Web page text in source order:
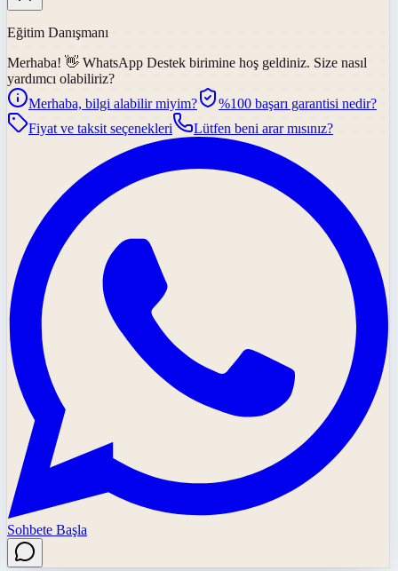
Eğitim Danışmanı
Merhaba! 👋 WhatsApp Destek birimine hoş geldiniz. Size nasıl
yardımcı olabiliriz?
Merhaba, bilgi alabilir miyim?
%100 başarı garantisi nedir?
Fiyat ve taksit seçenekleri
Lütfen beni arar mısınız?
Sohbete Başla